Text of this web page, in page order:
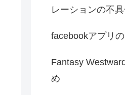
レーションの不
facebookアプリ
Fantasy
め